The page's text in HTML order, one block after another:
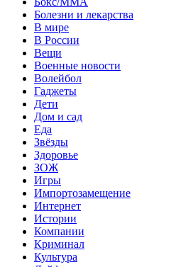
Болезни и лекарства
В мире
В России
Вещи
Военные новости
Волейбол
Гаджеты
Дети
Дом и сад
Еда
Звёзды
Здоровье
ЗОЖ
Игры
Импортозамещение
Интернет
Истории
Компании
Криминал
Культура